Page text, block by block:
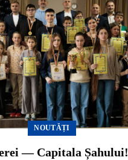
NOUTĂȚI
— Capitala Șahului!